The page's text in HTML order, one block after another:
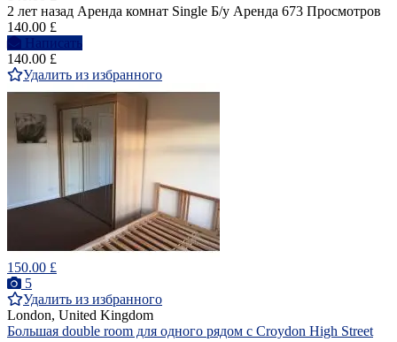
2 лет назад Аренда комнат Single Б/у Аренда 673 Просмотров
140.00 £
Написать
140.00 £
Удалить из избранного
150.00 £
5
Удалить из избранного
London, United Kingdom
Большая double room для одного рядом с Croydon High Street